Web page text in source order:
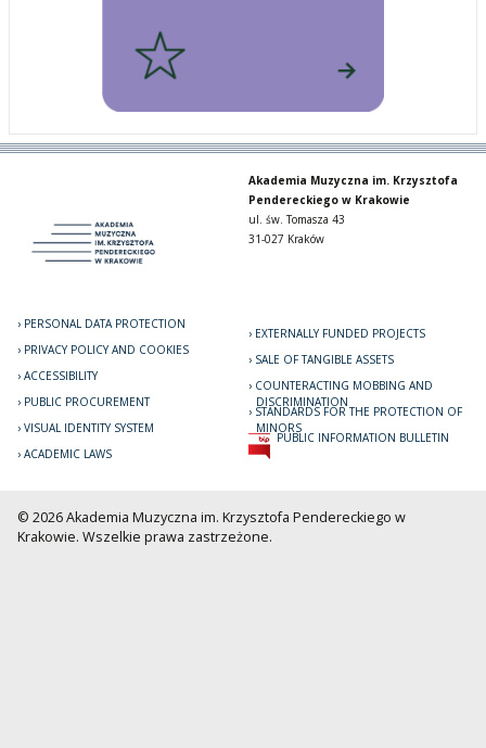
Akademia Muzyczna im. Krzysztofa
Pendereckiego w Krakowie
ul. św. Tomasza 43
31-027 Kraków
PERSONAL DATA PROTECTION
PRIVACY POLICY AND COOKIES
ACCESSIBILITY
PUBLIC PROCUREMENT
VISUAL IDENTITY SYSTEM
ACADEMIC LAWS
EXTERNALLY FUNDED PROJECTS
SALE OF TANGIBLE ASSETS
COUNTERACTING MOBBING AND
DISCRIMINATION
STANDARDS FOR THE PROTECTION OF
MINORS
PUBLIC INFORMATION BULLETIN
© 2026 Akademia Muzyczna im. Krzysztofa Pendereckiego w
Krakowie. Wszelkie prawa zastrzeżone.